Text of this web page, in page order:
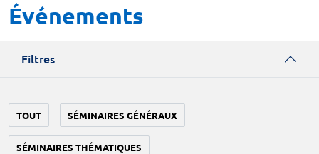
Événements
Filtres
TOUT SÉMINAIRES GÉNÉRAUX
SÉMINAIRES THÉMATIQUES